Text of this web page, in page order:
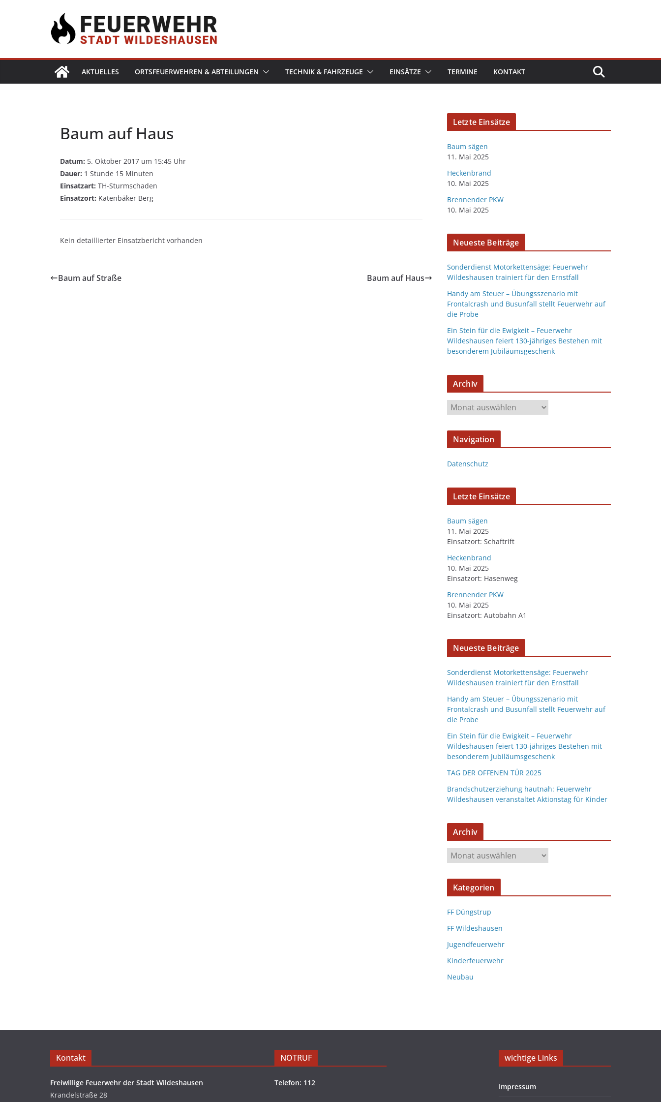
AKTUELLES ORTSFEUERWEHREN & ABTEILUNGEN TECHNIK & FAHRZEUGE EINSÄTZE TERMINE KONTAKT
Baum auf Haus
Datum: 5. Oktober 2017 um 15:45 Uhr
Dauer: 1 Stunde 15 Minuten
Einsatzart: TH-Sturmschaden
Einsatzort: Katenbäker Berg
Kein detaillierter Einsatzbericht vorhanden
Baum auf Straße Baum auf Haus
Letzte Einsätze
Baum sägen
11. Mai 2025
Heckenbrand
10. Mai 2025
Brennender PKW
10. Mai 2025
Neueste Beiträge
Sonderdienst Motorkettensäge: Feuerwehr
Wildeshausen trainiert für den Ernstfall
Handy am Steuer – Übungsszenario mit
Frontalcrash und Busunfall stellt Feuerwehr auf
die Probe
Ein Stein für die Ewigkeit – Feuerwehr
Wildeshausen feiert 130-jähriges Bestehen mit
besonderem Jubiläumsgeschenk
Archiv
Navigation
Datenschutz
Letzte Einsätze
Baum sägen
11. Mai 2025
Einsatzort: Schaftrift
Heckenbrand
10. Mai 2025
Einsatzort: Hasenweg
Brennender PKW
10. Mai 2025
Einsatzort: Autobahn A1
Neueste Beiträge
Sonderdienst Motorkettensäge: Feuerwehr
Wildeshausen trainiert für den Ernstfall
Handy am Steuer – Übungsszenario mit
Frontalcrash und Busunfall stellt Feuerwehr auf
die Probe
Ein Stein für die Ewigkeit – Feuerwehr
Wildeshausen feiert 130-jähriges Bestehen mit
besonderem Jubiläumsgeschenk
TAG DER OFFENEN TÜR 2025
Brandschutzerziehung hautnah: Feuerwehr
Wildeshausen veranstaltet Aktionstag für Kinder
Archiv
Kategorien
FF Düngstrup
FF Wildeshausen
Jugendfeuerwehr
Kinderfeuerwehr
Neubau
Kontakt
Freiwillige Feuerwehr der Stadt Wildeshausen
Krandelstraße 28
NOTRUF
Telefon: 112
wichtige Links
Impressum